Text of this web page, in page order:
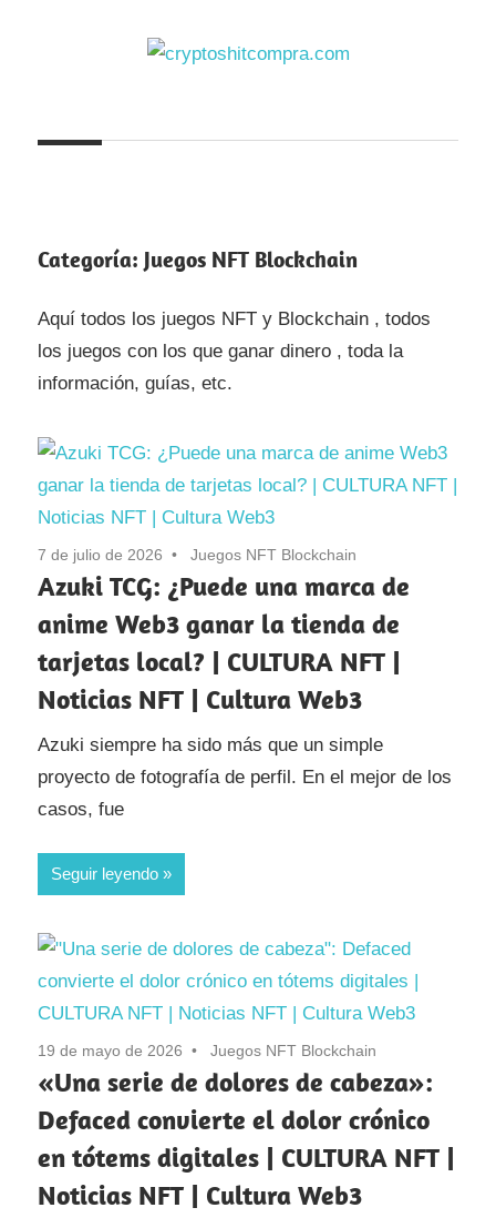
Categoría: Juegos NFT Blockchain
Aquí todos los juegos NFT y Blockchain , todos
los juegos con los que ganar dinero , toda la
información, guías, etc.
7 de julio de 2026 Juegos NFT Blockchain
Azuki TCG: ¿Puede una marca de
anime Web3 ganar la tienda de
tarjetas local? | CULTURA NFT |
Noticias NFT | Cultura Web3
Azuki siempre ha sido más que un simple
proyecto de fotografía de perfil. En el mejor de los
casos, fue
Seguir leyendo
19 de mayo de 2026 Juegos NFT Blockchain
«Una serie de dolores de cabeza»:
Defaced convierte el dolor crónico
en tótems digitales | CULTURA NFT |
Noticias NFT | Cultura Web3